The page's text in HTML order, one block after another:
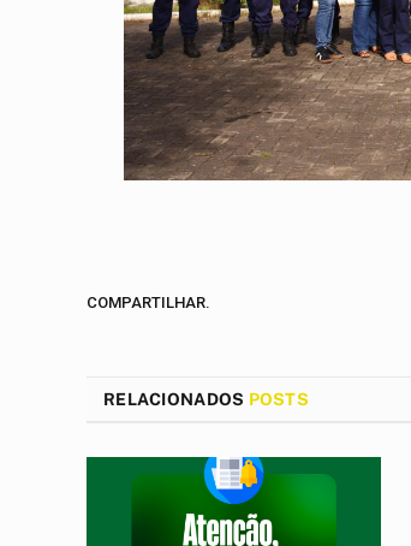
COMPARTILHAR.
RELACIONADOS POSTS